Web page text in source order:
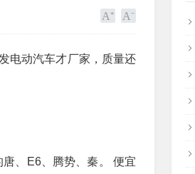
电动汽车才厂家，质量还
、E6、腾势、秦。 便宜